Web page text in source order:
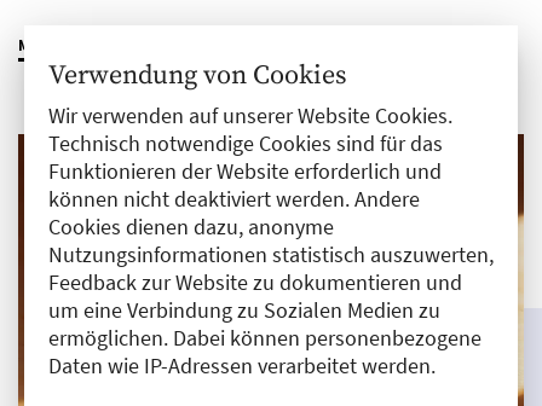
Verwendung von Cookies
Wir verwenden auf unserer Website Cookies.
Technisch notwendige Cookies sind für das
Funktionieren der Website erforderlich und
können nicht deaktiviert werden. Andere
Cookies dienen dazu, anonyme
Nutzungsinformationen statistisch auszuwerten,
Feedback zur Website zu dokumentieren und
um eine Verbindung zu Sozialen Medien zu
ermöglichen. Dabei können personenbezogene
Daten wie IP-Adressen verarbeitet werden.
MEHR ERFAHREN